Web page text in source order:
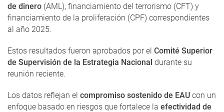
de dinero (AML), financiamiento del terrorismo (CFT) y
financiamiento de la proliferación (CPF) correspondientes
al año 2025.
Estos resultados fueron aprobados por el Comité Superior
de Supervisión de la Estrategia Nacional durante su
reunión reciente.
Los datos reflejan el compromiso sostenido de EAU con un
enfoque basado en riesgos que fortalece la efectividad de